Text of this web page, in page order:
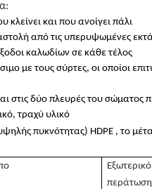
κλείνει και που ανοίγει πάλι
από τις υπερυψωμένες
καλωδίων σε κάθε τέλος
με τους σύρτες, οι οποίοι
στις δύο πλευρές του σώματος
τραχύ υλικό
πυκνότητας) HDPE , το